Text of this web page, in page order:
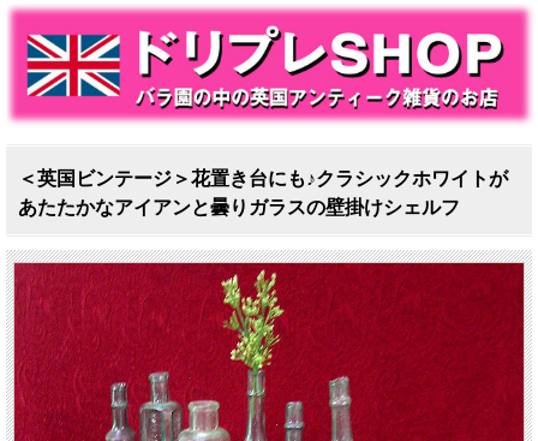
＜英国ビンテージ＞花置き台にも♪クラシックホワイトが
あたたかなアイアンと曇りガラスの壁掛けシェルフ